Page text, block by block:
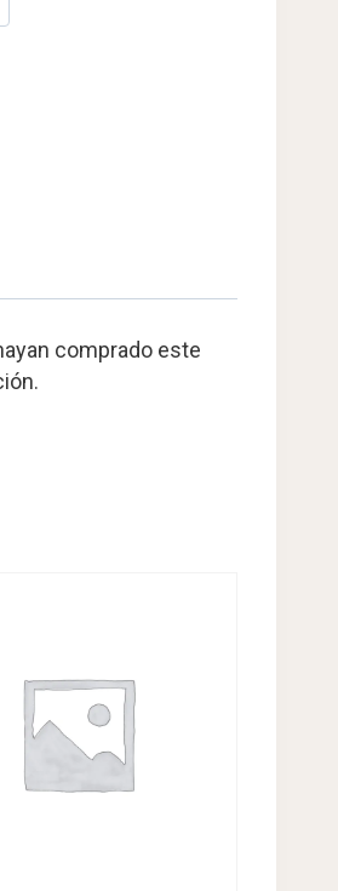
comprado este